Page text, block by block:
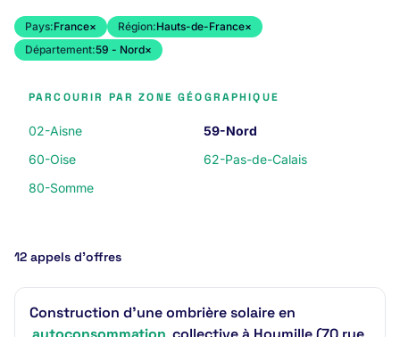
Pays:France× Région:Hauts-de-France×
Département:59 - Nord×
PARCOURIR PAR ZONE GÉOGRAPHIQUE
02-Aisne
59-Nord
60-Oise
62-Pas-de-Calais
80-Somme
12 appels d’offres
Construction d'une ombrière solaire en